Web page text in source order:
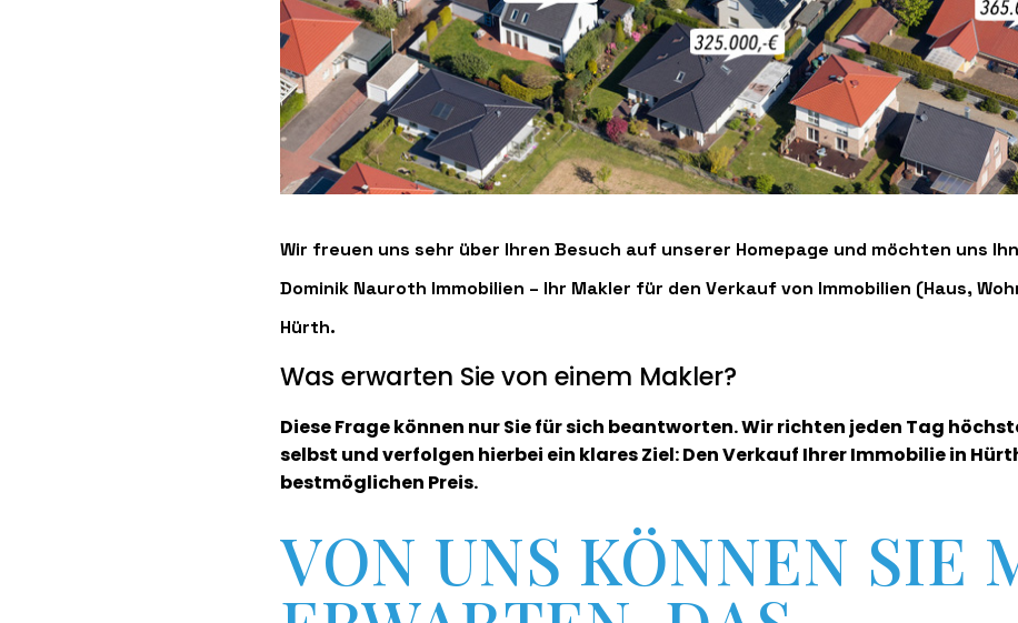
Wir freuen uns sehr über Ihren Besuch auf unserer Homepage und möchten uns
Dominik Nauroth Immobilien – Ihr Makler für den Verkauf von Immobilien (Haus,
Hürth.
Was erwarten Sie von einem Makler?
Diese Frage können nur Sie für sich beantworten. Wir richten jeden Tag
selbst und verfolgen hierbei ein klares Ziel: Den Verkauf Ihrer Immobilie in
bestmöglichen Preis.
VON UNS KÖNNEN SIE